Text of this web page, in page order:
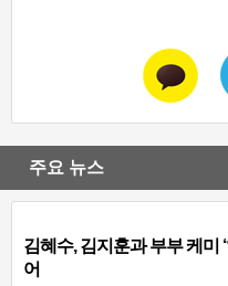
주요 뉴스
김혜수, 김지훈과 부부 케미
어